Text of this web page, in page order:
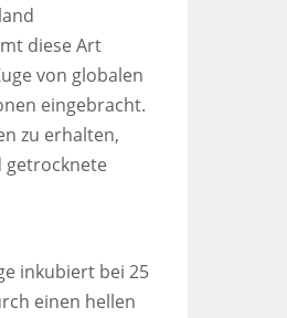
diese Art
von globalen
eingebracht.
zu erhalten,
getrocknete
inkubiert bei 25
einen hellen